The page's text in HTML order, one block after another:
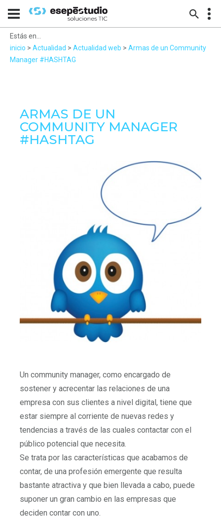
Estás en...
inicio > Actualidad > Actualidad web > Armas de un Community
Manager #HASHTAG
ARMAS DE UN
COMMUNITY MANAGER
#HASHTAG
Un community manager, como encargado de
sostener y acrecentar las relaciones de una
empresa con sus clientes a nivel digital, tiene que
estar siempre al corriente de nuevas redes y
tendencias a través de las cuales contactar con el
público potencial que necesita.
Se trata por las características que acabamos de
contar, de una profesión emergente que resulta
bastante atractiva y que bien llevada a cabo, puede
suponer un gran cambio en las empresas que
deciden contar con uno.